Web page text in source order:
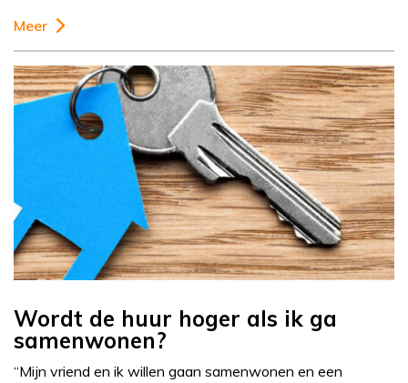
Meer
Wordt de huur hoger als ik ga
samenwonen?
“Mijn vriend en ik willen gaan samenwonen en een